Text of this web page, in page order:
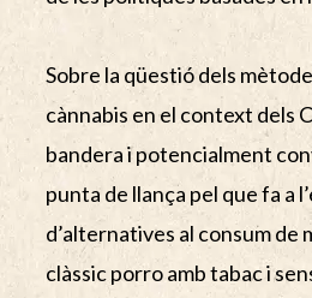
Sobre la qüestió dels
cànnabis en el context dels
bandera i potencialment
punta de llança pel que fa a
d’alternatives al consum de
clàssic porro amb tabac i